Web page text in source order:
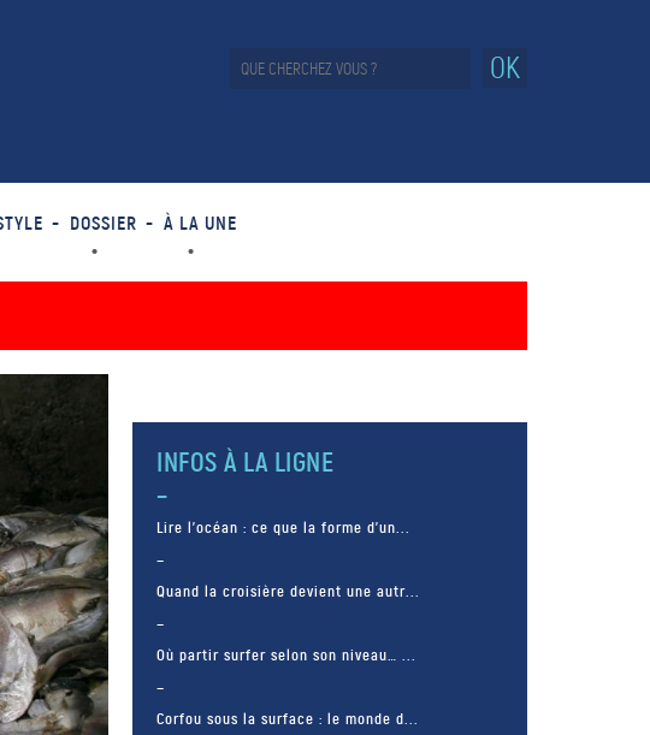
OK
DOSSIER À LA UNE
INFOS À LA LIGNE
Lire l’océan : ce que la forme d’un...
Quand la croisière devient une autr...
Où partir surfer selon son niveau… ...
Corfou sous la surface : le monde d...